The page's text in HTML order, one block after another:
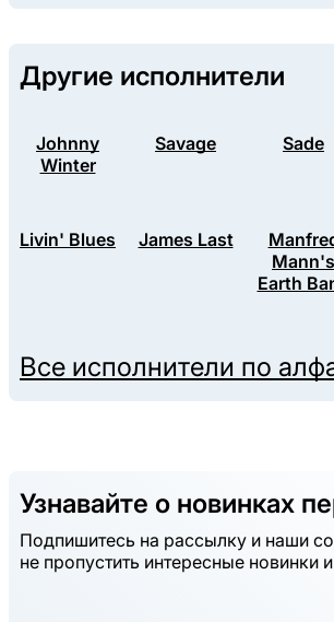
Другие исполнители
Johnny
Winter
Savage Sade
Livin' Blues James Last
Mann's
Earth
Все исполнители по
Узнавайте о новинках
Подпишитесь на рассылку и наши
не пропустить интересные новинки